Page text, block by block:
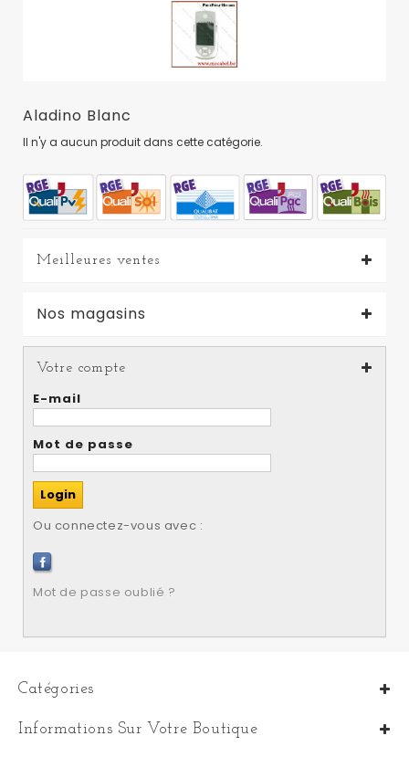
Aladino Blanc
Il n'y a aucun produit dans cette catégorie.
Meilleures ventes
Nos magasins
Votre compte
E-mail
Mot de passe
Ou connectez-vous avec :
Mot de passe oublié ?
Catégories
Informations Sur Votre Boutique